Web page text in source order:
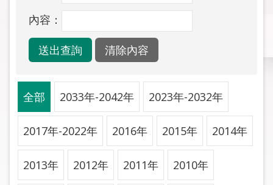
活
報
導
關
於
市
圖
線
上
內容：
全部 2033年-2042年 2023年-2032年
2017年-2022年 2016年 2015年 2014年
2013年 2012年 2011年 2010年